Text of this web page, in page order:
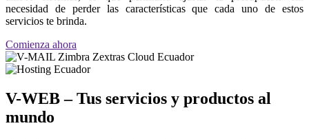
necesidad de perder las características que cada uno de estos
servicios te brinda.
Comienza ahora
V-WEB – Tus servicios y productos al
mundo